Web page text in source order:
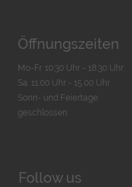
Öffnungszeiten
Mo-Fr. 10:30 Uhr - 18:30 Uhr
Sa. 11:00 Uhr - 15.00 Uhr
Sonn- und Feiertage
geschlossen
Follow us